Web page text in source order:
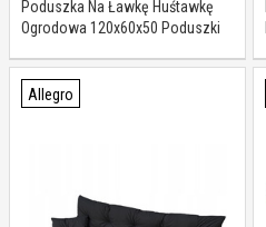
Poduszka Na Ławkę Huśtawkę
Ogrodowa 120x60x50 Poduszki
Allegro